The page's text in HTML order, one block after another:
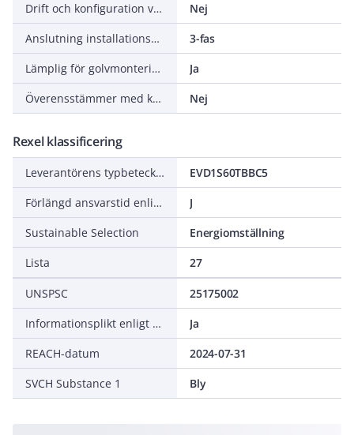
Drift och konfiguration via app
Nej
Anslutning installationssida
3-fas
Lämplig för golvmontering
Ja
Överensstämmer med kalibreringslagen
Nej
Rexel klassificering
Leverantörens typbeteckning
EVD1S60TBBC5
Förlängd ansvarstid enligt ALEM-09
J
Sustainable Selection
Energiomställning
Lista
27
UNSPSC
25175002
Informationsplikt enligt REACH
Ja
REACH-datum
2024-07-31
SVCH Substance 1
Bly